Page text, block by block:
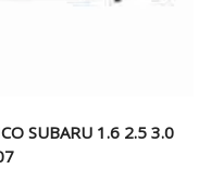
SUBARU 1.6 2.5 3.0